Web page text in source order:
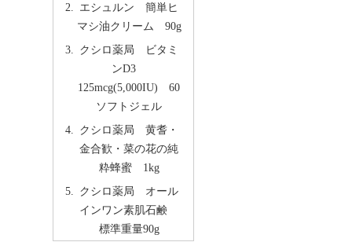
エシュルン 簡単ヒ
マシ油クリーム 90g
クシロ薬局 ビタミ
ンD3
125mcg(5,000IU) 60
ソフトジェル
クシロ薬局 黄耆・
金合歓・菜の花の純
粋蜂蜜 1kg
クシロ薬局 オール
インワン素肌石鹸
標準重量90g